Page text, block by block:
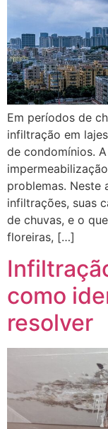
Em períodos de
infiltração em
de condomínios.
problemas.
infiltrações, suas
de chuvas, e o
floreiras, […]
como
resolver